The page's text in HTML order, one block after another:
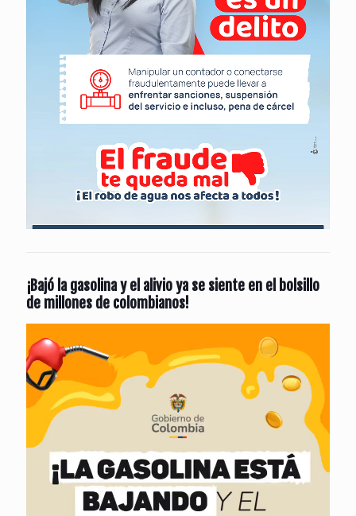
¡Bajó la gasolina y el alivio ya se siente en el bolsillo
de millones de colombianos!
de
vídeo